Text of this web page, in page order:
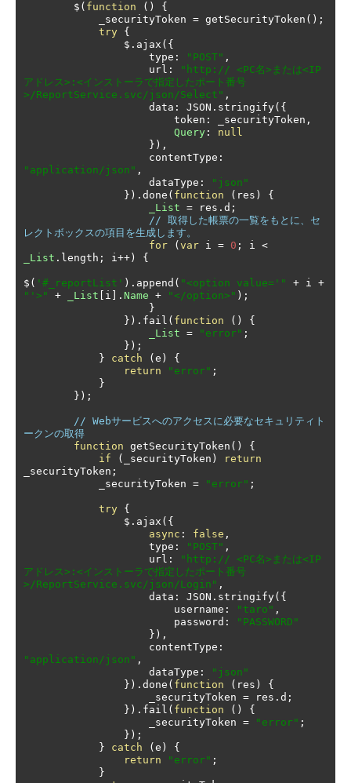
        $
( function ()
{
            _securityToken
= getSecurityToken ();
try
{
                $
. ajax ({
                    type
: "POST" ,
                    url
:
"http:// <PC名>または<IP
アドレス>:<インストーラで指定したポート番号
>/ReportService.svc/json/Select" ,
                    data
: JSON . stringify({
                        token
: _securityToken ,
Query :
null
}),
                    contentType
:
"application/json" ,
                    dataType
:
"json"
}). done ( function ( res )
{
_List = res . d ;
// 取得した帳票の一覧をもとに、セ
レクトボックスの項目を生成します。
for
( var i = 0 ; i <
_List . length ; i++) {
$ ( '#_reportList' ). append ( "<option value='" + i +
"'>"
+ _List i ]. Name + "</option>" );
}
}). fail ( function ()
{
_List = "error" ;
});
}
catch ( e )
{
return
"error" ;
}
});
// Webサービスへのアクセスに必要なセキュリティト
ークンの取得
function getSecurityToken ()
{
if
( _securityToken )
return
_securityToken ;
            _securityToken
= "error" ;
try
{
                $
. ajax ({
async : false ,
                    type
: "POST" ,
                    url
:
"http:// <PC名>または<IP
アドレス>:<インストーラで指定したポート番号
>/ReportService.svc/json/Login" ,
                    data
: JSON . stringify({
                        username
: "taro" ,
                        password
:
"PASSWORD"
}),
                    contentType
:
"application/json" ,
                    dataType
:
"json"
}). done ( function ( res )
{
                    _securityToken
= res . d ;
}). fail ( function ()
{
                    _securityToken
= "error" ;
});
}
catch ( e )
{
return
"error" ;
}